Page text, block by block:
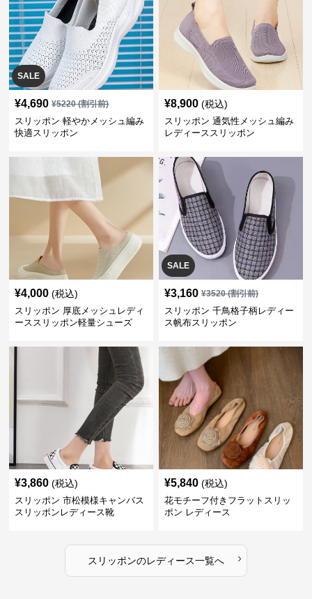
SALE
¥4,690 ¥5220(割引前)
スリッポン 軽やかメッシュ編み
快適スリッポン
¥8,900 (税込)
スリッポン 通気性メッシュ編み
レディーススリッポン
¥4,000 (税込)
スリッポン 厚底メッシュレディ
ーススリッポン軽量シューズ
SALE
¥3,160 ¥3520(割引前)
スリッポン 千鳥格子柄レディー
ス帆布スリッポン
¥3,860 (税込)
スリッポン 市松模様キャンバス
スリッポンレディース靴
¥5,840 (税込)
花モチーフ付きフラットスリッ
ポン レディース
スリッポンのレディース一覧へ ›